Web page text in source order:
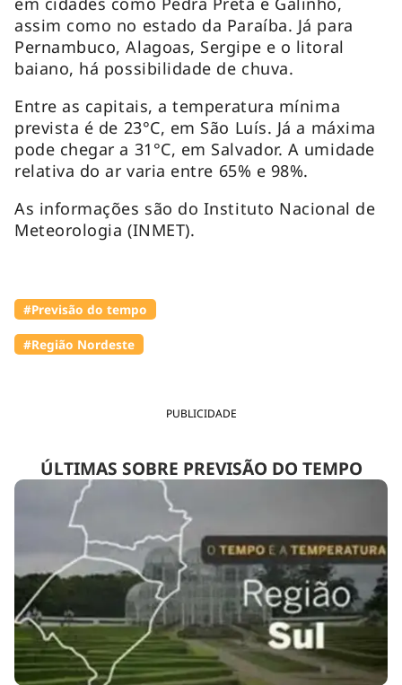
PUBLICIDADE
ÚLTIMAS SOBRE PREVISÃO DO TEMPO
assim como no estado da Paraíba. Já para
Pernambuco, Alagoas, Sergipe e o litoral
baiano, há possibilidade de chuva.
Entre as capitais, a temperatura mínima
prevista é de 23°C, em São Luís. Já a máxima
pode chegar a 31°C, em Salvador. A umidade
relativa do ar varia entre 65% e 98%.
As informações são do Instituto Nacional de
Meteorologia (INMET).
#Previsão do tempo
#Região Nordeste